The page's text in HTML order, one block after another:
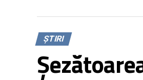
ȘTIRI